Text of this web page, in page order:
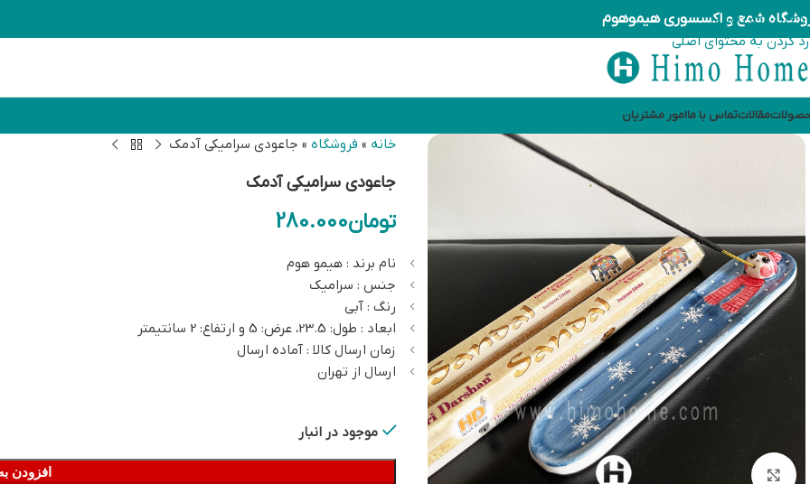
رد کردن به ناوبری
رد کردن به محتوای اصلی
شمع و اکسسوری هیموهوم
مقالاتتماس با ماامور مشتریان
خانه » فروشگاه » جاعودی سرامیکی آدمک
جاعودی سرامیکی آدمک
تومان280.000
نام برند : هیمو هوم
جنس : سرامیک
رنگ : آبی
ابعاد : طول: 23.5، عرض: 5 و ارتفاع: 2 سانتیمتر
زمان ارسال کالا : آماده ارسال
ارسال از تهران
موجود در انبار
افزودن